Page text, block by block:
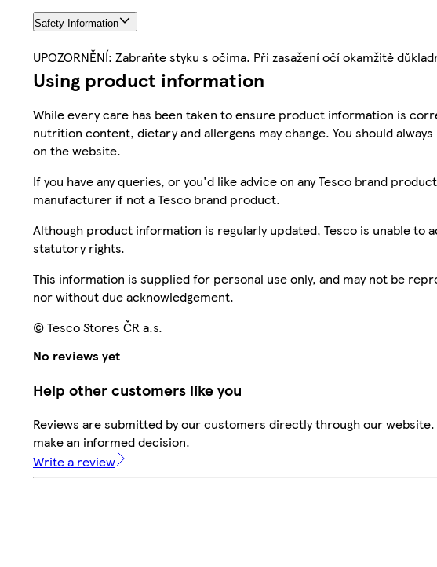
Safety Information
UPOZORNĚNÍ: Zabraňte styku s očima. Při zasažení očí okamžitě
Using product information
While every care has been taken to ensure product information is
nutrition content, dietary and allergens may change. You should
on the website.
If you have any queries, or you'd like advice on any Tesco brand
manufacturer if not a Tesco brand product.
Although product information is regularly updated, Tesco is unable
statutory rights.
This information is supplied for personal use only, and may not be
nor without due acknowledgement.
© Tesco Stores ČR a.s.
No reviews yet
Help other customers like you
Reviews are submitted by our customers directly through our
make an informed decision.
Write a review